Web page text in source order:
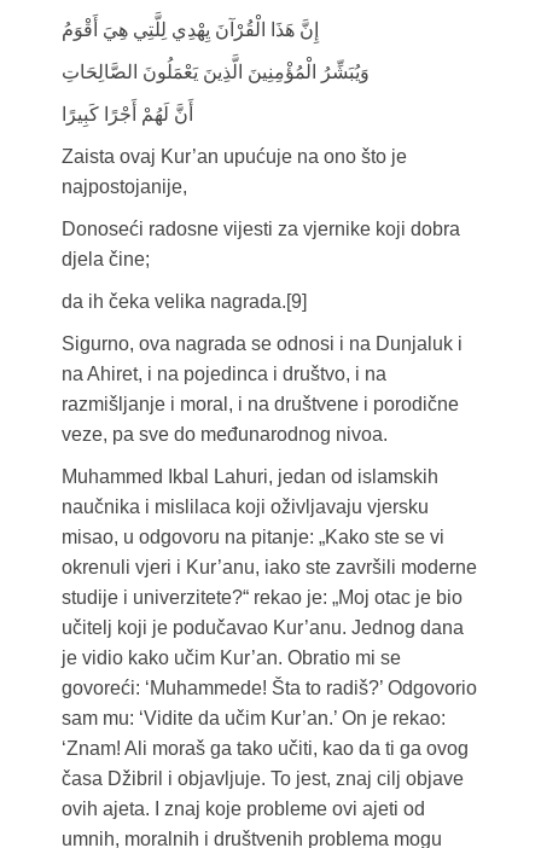
إِنَّ هَذَا الْقُرْآنَ يِهْدِي لِلَّتِي هِيَ أَقْوَمُ
وَيُبَشِّرُ الْمُؤْمِنِينَ الَّذِينَ يَعْمَلُونَ الصَّالِحَاتِ
أَنَّ لَهُمْ أَجْرًا كَبِيرًا
Zaista ovaj Kur’an upućuje na ono što je
najpostojanije,
Donoseći radosne vijesti za vjernike koji dobra
djela čine;
da ih čeka velika nagrada.[9]
Sigurno, ova nagrada se odnosi i na Dunjaluk i
na Ahiret, i na pojedinca i društvo, i na
razmišljanje i moral, i na društvene i porodične
veze, pa sve do međunarodnog nivoa.
Muhammed Ikbal Lahuri, jedan od islamskih
naučnika i mislilaca koji oživljavaju vjersku
misao, u odgovoru na pitanje: „Kako ste se vi
okrenuli vjeri i Kur’anu, iako ste završili moderne
studije i univerzitete?“ rekao je: „Moj otac je bio
učitelj koji je podučavao Kur’anu. Jednog dana
je vidio kako učim Kur’an. Obratio mi se
govoreći: ‘Muhammede! Šta to radiš?’ Odgovorio
sam mu: ‘Vidite da učim Kur’an.’ On je rekao:
‘Znam! Ali moraš ga tako učiti, kao da ti ga ovog
časa Džibril i objavljuje. To jest, znaj cilj objave
ovih ajeta. I znaj koje probleme ovi ajeti od
umnih, moralnih i društvenih problema mogu